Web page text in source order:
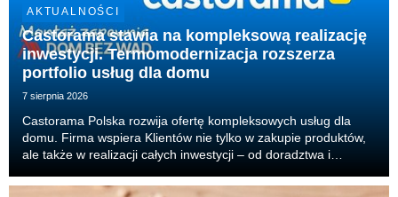
AKTUALNOŚCI
Castorama stawia na kompleksową realizację
inwestycji. Termomodernizacja rozszerza
portfolio usług dla domu
7 sierpnia 2026
Castorama Polska rozwija ofertę kompleksowych usług dla
domu. Firma wspiera Klientów nie tylko w zakupie produktów,
ale także w realizacji całych inwestycji – od doradztwa i
wykonawców i realizację prac. Właśnie tak dzia...